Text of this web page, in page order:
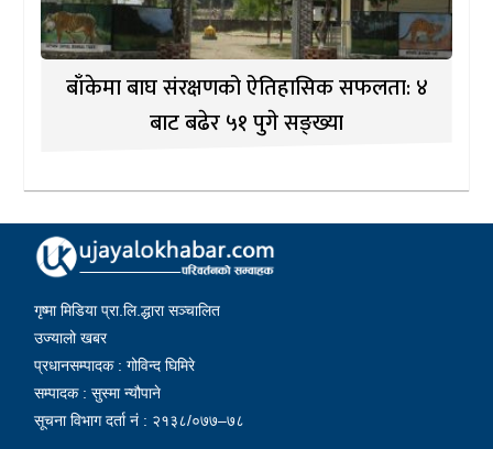
बाँकेमा बाघ संरक्षणको ऐतिहासिक सफलता: ४
बाट बढेर ५१ पुगे सङ्ख्या
गृष्मा मिडिया प्रा.लि.द्धारा सञ्चालित
उज्यालो खबर
प्रधानसम्पादक : गोविन्द घिमिरे
सम्पादक : सुस्मा न्यौपाने
सूचना विभाग दर्ता नं : २१३८/०७७–७८